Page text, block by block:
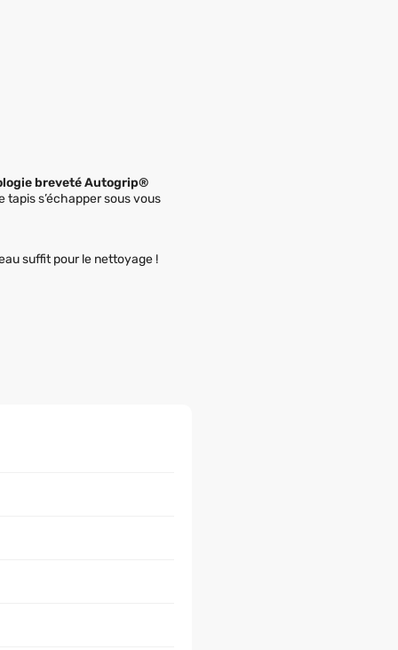
breveté Autogrip®
s’échapper sous vous
suffit pour le nettoyage !